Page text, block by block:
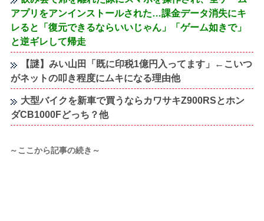
アプリをアンインストールされた…課金データ消失にキ
レると「復元できるならいいじゃん」「ゲーム如きで」
と逆ギレして帰走
【謎】みい山田「既に印税1億円入ってます」←こいつ
がネットの叩き程度にムキになる理由他
大型バイクを新車で買うならカワサキZ900RSとホン
ダCB1000Fどっち？他
～ここから記事の続き～